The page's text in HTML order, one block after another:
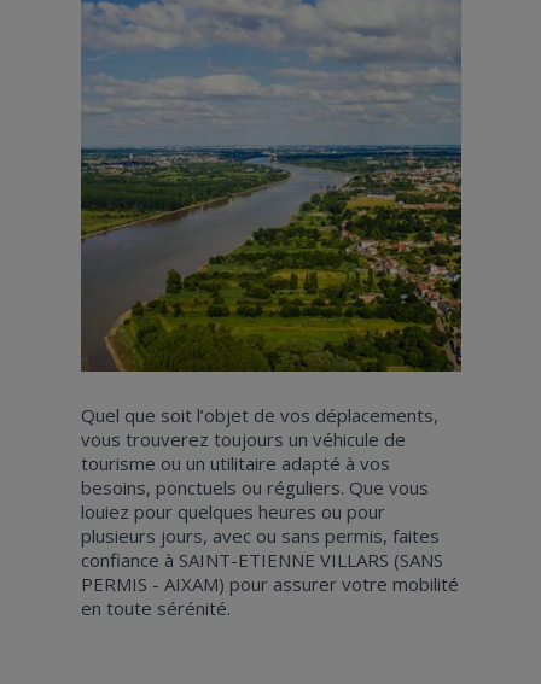
Quel que soit l’objet de vos déplacements,
vous trouverez toujours un véhicule de
tourisme ou un utilitaire adapté à vos
besoins, ponctuels ou réguliers. Que vous
louiez pour quelques heures ou pour
plusieurs jours, avec ou sans permis, faites
confiance à SAINT-ETIENNE VILLARS (SANS
PERMIS - AIXAM) pour assurer votre mobilité
en toute sérénité.